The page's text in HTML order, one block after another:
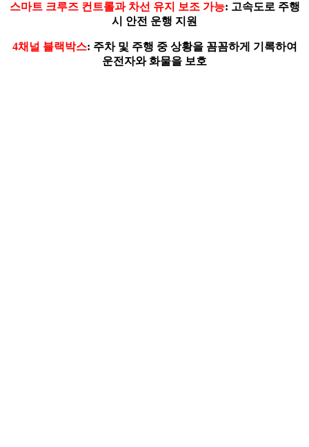
스마트 크루즈 컨트롤과 차선 유지 보조 가능: 고속도로 주행
시 안전 운행 지원
4채널 블랙박스: 주차 및 주행 중 상황을 꼼꼼하게 기록하여
운전자와 화물을 보호